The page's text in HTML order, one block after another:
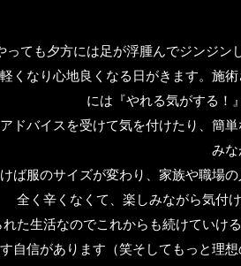
っても夕方には足が浮腫んでジンジ
くなり心地良くなる日がきます。施
には『やれる気がする！
ドバイスを受けて気を付けたり、簡
み
ば服のサイズが変わり、家族や職場
全く辛くなくて、楽しみながら気付
た生活なのでこれからも続けていけ
自信があります（笑そしてもっと理